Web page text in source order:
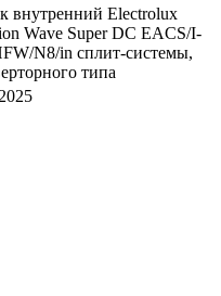
внутренний Electrolux
Wave Super DC EACS/I-
N8/in сплит-системы,
типа